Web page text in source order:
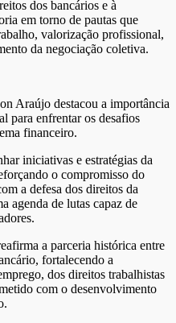
dos bancários e à
em torno de pautas que
valorização profissional,
da negociação coletiva.
Araújo destacou a importância
para enfrentar os desafios
financeiro.
iniciativas e estratégias da
o compromisso do
a defesa dos direitos da
agenda de lutas capaz de
a parceria histórica entre
fortalecendo a
dos direitos trabalhistas
com o desenvolvimento